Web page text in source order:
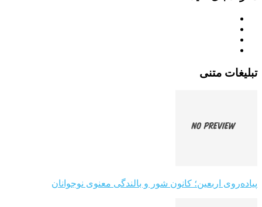
تبلیغات متنی
پیاده‌روی اربعین؛ کانون شور و بالندگی معنوی نوجوانان